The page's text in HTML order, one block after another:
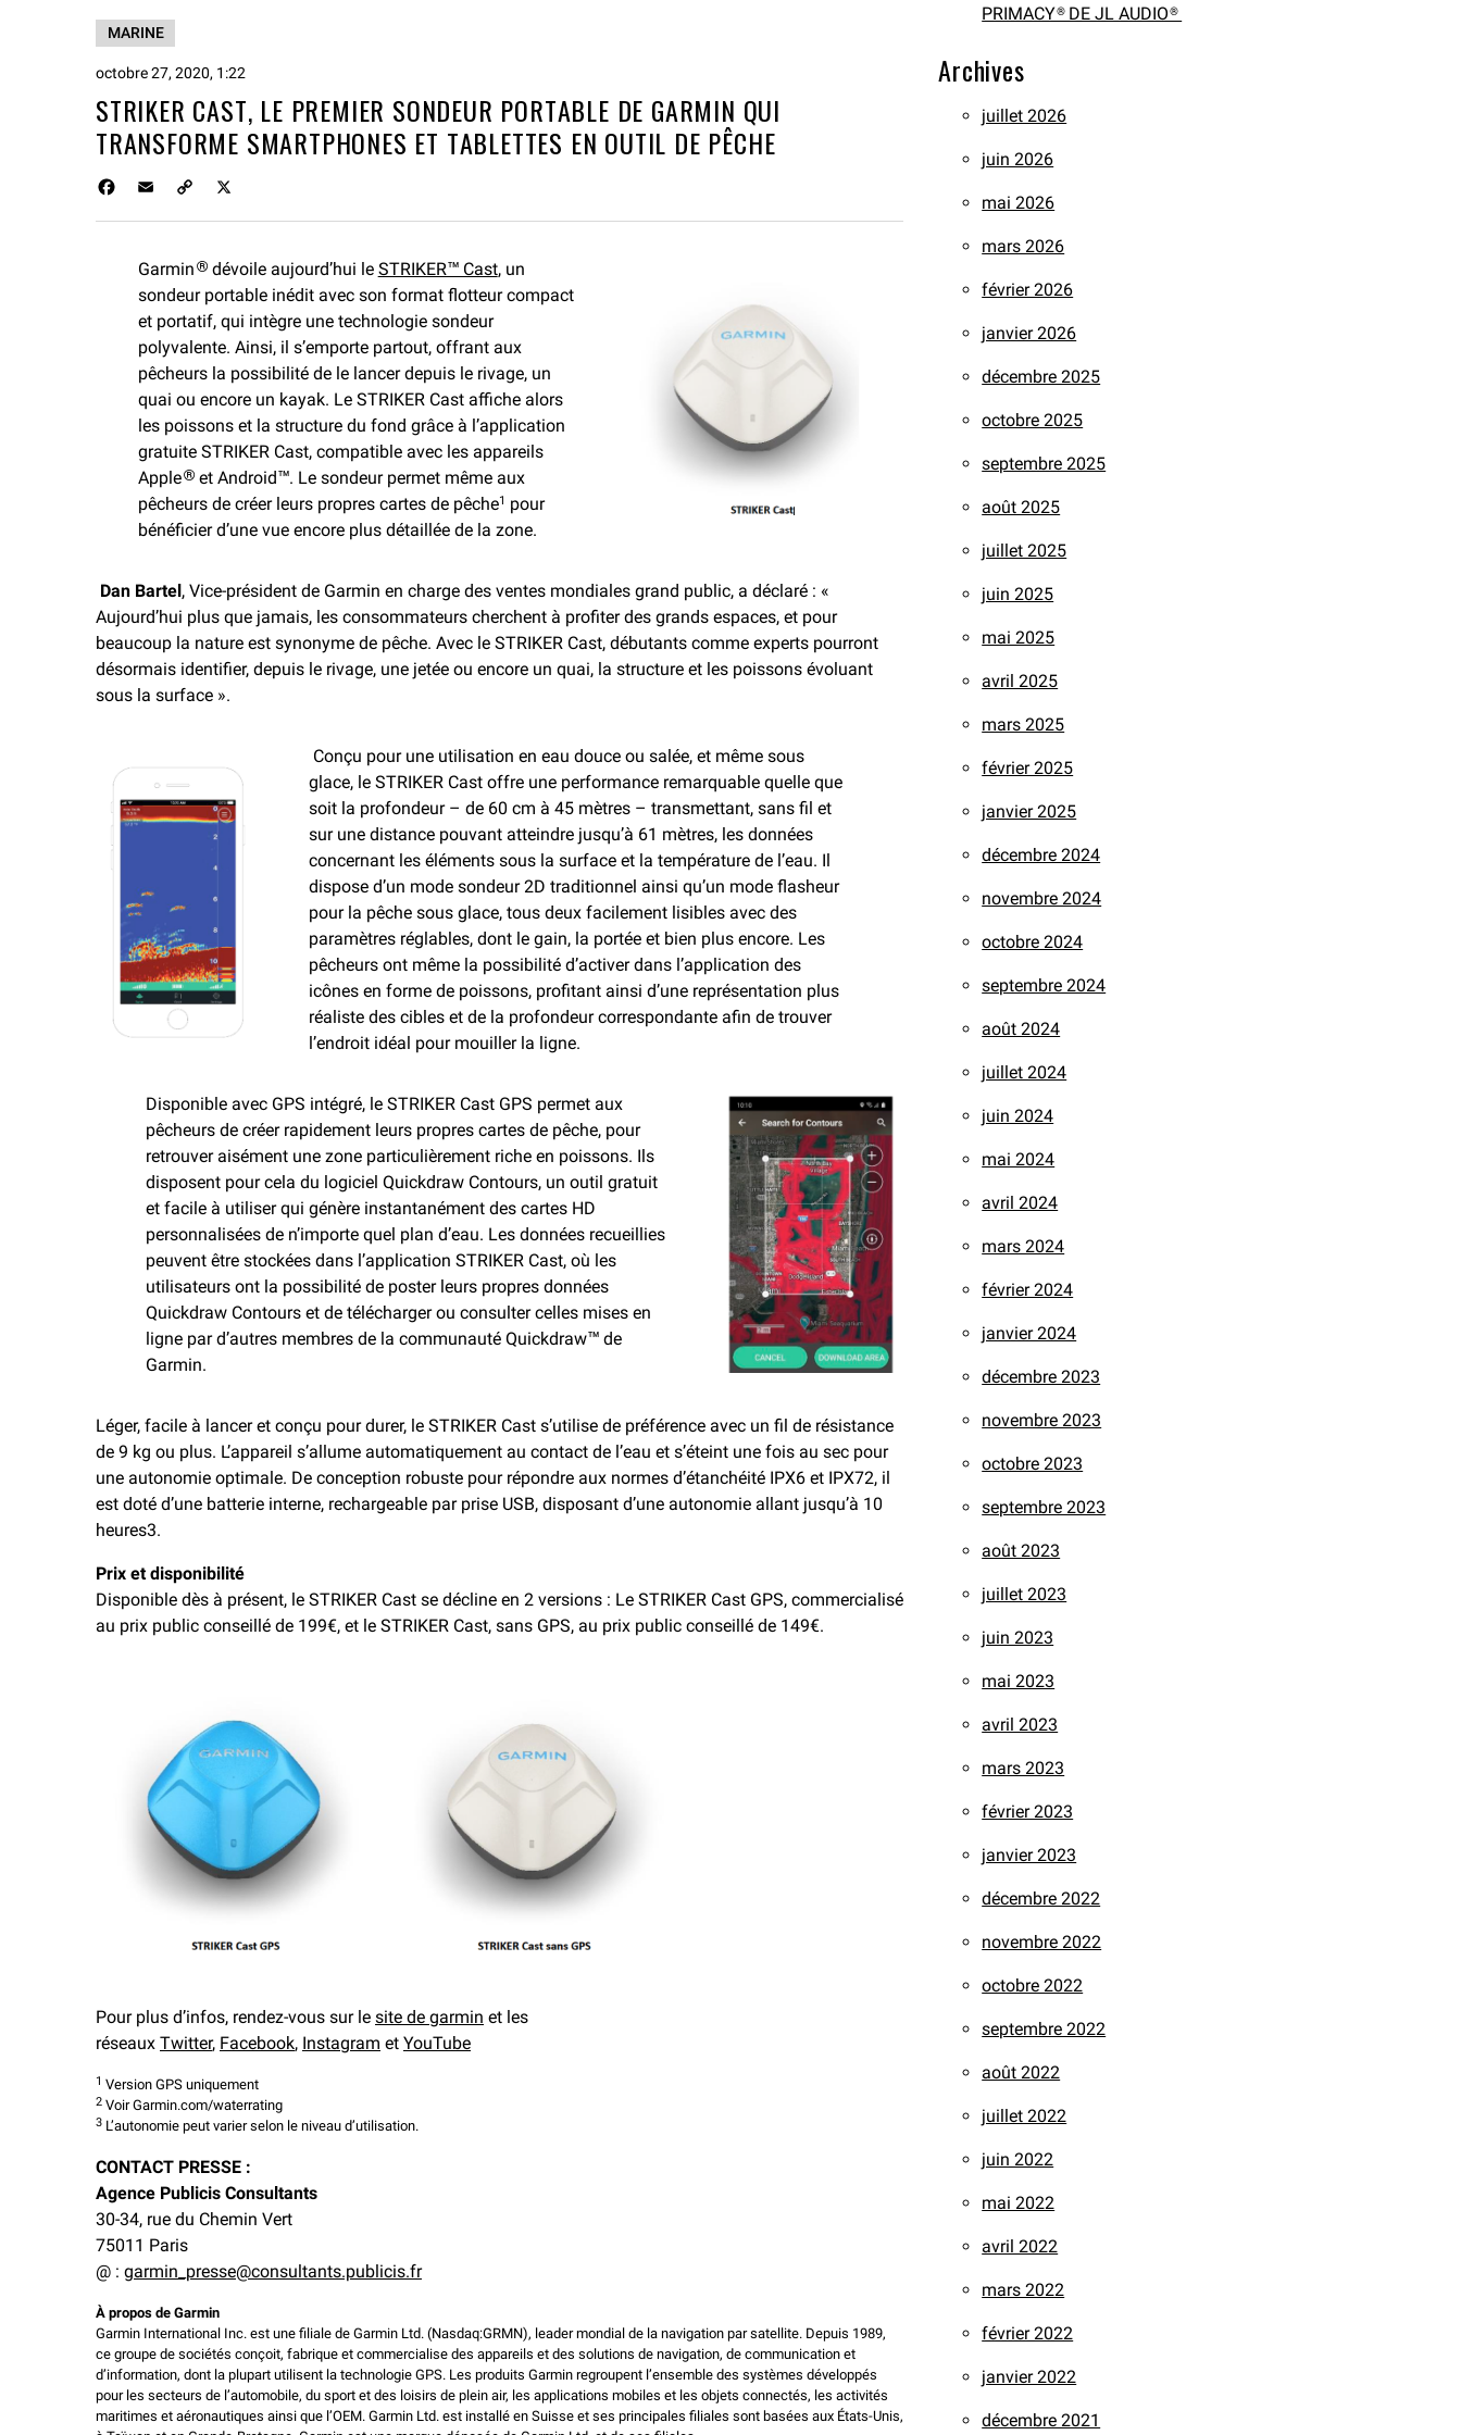
MARINE
octobre 27, 2020, 1:22
STRIKER CAST, LE PREMIER SONDEUR PORTABLE DE GARMIN QUI
TRANSFORME SMARTPHONES ET TABLETTES EN OUTIL DE PÊCHE
l
L
i
n
k
Garmin ®dévoile aujourd’hui le STRIKER™ Cast, un
sondeur portable inédit avec son format flotteur compact
et portatif, qui intègre une technologie sondeur
polyvalente. Ainsi, il s’emporte partout, offrant aux
pêcheurs la possibilité de le lancer depuis le rivage, un
quai ou encore un kayak. Le STRIKER Cast affiche alors
les poissons et la structure du fond grâce à l’application
gratuite STRIKER Cast, compatible avec les appareils
Apple®et Android™. Le sondeur permet même aux
pêcheurs de créer leurs propres cartes de pêche1 pour
bénéficier d’une vue encore plus détaillée de la zone.
Dan Bartel , Vice-président de Garmin en charge des ventes mondiales grand public, a déclaré : «
Aujourd’hui plus que jamais, les consommateurs cherchent à profiter des grands espaces, et pour
beaucoup la nature est synonyme de pêche. Avec le STRIKER Cast, débutants comme experts pourront
désormais identifier, depuis le rivage, une jetée ou encore un quai, la structure et les poissons évoluant
sous la surface ».
Conçu pour une utilisation en eau douce ou salée, et même sous
glace, le STRIKER Cast offre une performance remarquable quelle que
soit la profondeur – de 60 cm à 45 mètres – transmettant, sans fil et
sur une distance pouvant atteindre jusqu’à 61 mètres, les données
concernant les éléments sous la surface et la température de l’eau. Il
dispose d’un mode sondeur 2D traditionnel ainsi qu’un mode flasheur
pour la pêche sous glace, tous deux facilement lisibles avec des
paramètres réglables, dont le gain, la portée et bien plus encore. Les
pêcheurs ont même la possibilité d’activer dans l’application des
icônes en forme de poissons, profitant ainsi d’une représentation plus
réaliste des cibles et de la profondeur correspondante afin de trouver
l’endroit idéal pour mouiller la ligne.
Disponible avec GPS intégré, le STRIKER Cast GPS permet aux
pêcheurs de créer rapidement leurs propres cartes de pêche, pour
retrouver aisément une zone particulièrement riche en poissons. Ils
disposent pour cela du logiciel Quickdraw Contours, un outil gratuit
et facile à utiliser qui génère instantanément des cartes HD
personnalisées de n’importe quel plan d’eau. Les données recueillies
peuvent être stockées dans l’application STRIKER Cast, où les
utilisateurs ont la possibilité de poster leurs propres données
Quickdraw Contours et de télécharger ou consulter celles mises en
ligne par d’autres membres de la communauté Quickdraw™ de
Garmin.
Léger, facile à lancer et conçu pour durer, le STRIKER Cast s’utilise de préférence avec un fil de résistance
de 9 kg ou plus. L’appareil s’allume automatiquement au contact de l’eau et s’éteint une fois au sec pour
une autonomie optimale. De conception robuste pour répondre aux normes d’étanchéité IPX6 et IPX72, il
est doté d’une batterie interne, rechargeable par prise USB, disposant d’une autonomie allant jusqu’à 10
heures3.
Prix et disponibilité
Disponible dès à présent, le STRIKER Cast se décline en 2 versions : Le STRIKER Cast GPS, commercialisé
au prix public conseillé de 199€, et le STRIKER Cast, sans GPS, au prix public conseillé de 149€.
Pour plus d’infos, rendez-vous sur le site de garmin et les
réseaux Twitter, Facebook, Instagram et YouTube
1 Version GPS uniquement
2 Voir Garmin.com/waterrating
3 L’autonomie peut varier selon le niveau d’utilisation.
CONTACT PRESSE :
Agence Publicis Consultants
30-34, rue du Chemin Vert
75011 Paris
@ : garmin_presse@consultants.publicis.fr
À propos de Garmin
Garmin International Inc. est une filiale de Garmin Ltd. (Nasdaq:GRMN), leader mondial de la navigation par satellite. Depuis 1989,
ce groupe de sociétés conçoit, fabrique et commercialise des appareils et des solutions de navigation, de communication et
d’information, dont la plupart utilisent la technologie GPS. Les produits Garmin regroupent l’ensemble des systèmes développés
pour les secteurs de l’automobile, du sport et des loisirs de plein air, les applications mobiles et les objets connectés, les activités
maritimes et aéronautiques ainsi que l’OEM. Garmin Ltd. est installé en Suisse et ses principales filiales sont basées aux États-Unis,
PRIMACY® DE JL AUDIO®
Archives
juillet 2026
juin 2026
mai 2026
mars 2026
février 2026
janvier 2026
décembre 2025
octobre 2025
septembre 2025
août 2025
juillet 2025
juin 2025
mai 2025
avril 2025
mars 2025
février 2025
janvier 2025
décembre 2024
novembre 2024
octobre 2024
septembre 2024
août 2024
juillet 2024
juin 2024
mai 2024
avril 2024
mars 2024
février 2024
janvier 2024
décembre 2023
novembre 2023
octobre 2023
septembre 2023
août 2023
juillet 2023
juin 2023
mai 2023
avril 2023
mars 2023
février 2023
janvier 2023
décembre 2022
novembre 2022
octobre 2022
septembre 2022
août 2022
juillet 2022
juin 2022
mai 2022
avril 2022
mars 2022
février 2022
janvier 2022
décembre 2021